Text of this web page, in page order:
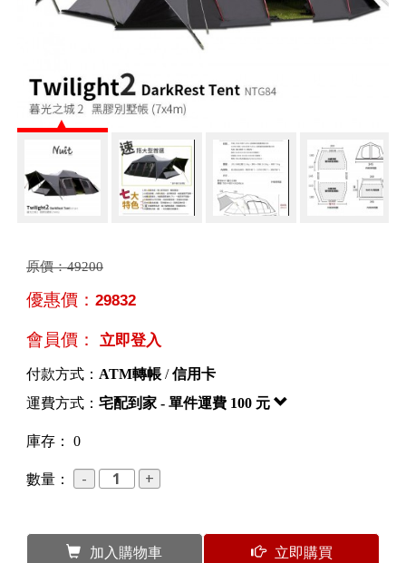
原價：49200
優惠價： 29832
會員價： 立即登入
付款方式： ATM轉帳/信用卡
運費方式： 宅配到家 - 單件運費 100 元
庫存： 0
數量：
加入購物車 立即購買